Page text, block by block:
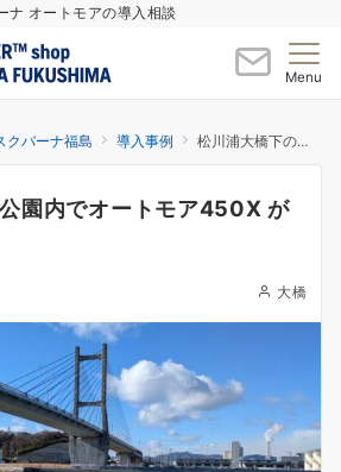
ナ オートモアの導入相談
Menu
クバーナ福島 導入事例 松川浦大橋下の公園内でオートモア450X が稼働しました。
園内でオートモア450X が
大橋